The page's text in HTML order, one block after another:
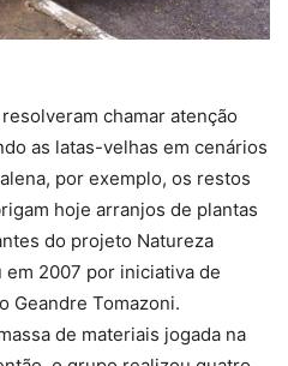
chamar atenção
as latas-velhas em cenários
por exemplo, os restos
hoje arranjos de plantas
do projeto Natureza
em 2007 por iniciativa de
Geandre Tomazoni.
de materiais jogada na